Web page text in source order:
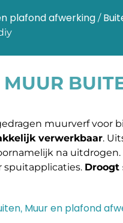
plafond afwerking /
MUUR
muurverf voor
verwerkbaar.
na uitdrogen.
spuitapplicaties. Droogt
, Muur en plafond